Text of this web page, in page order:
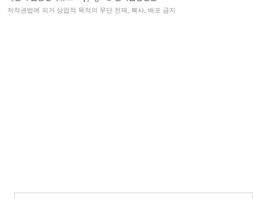
저작권법에 의거 상업적 목적의 무단 전재, 복사, 배포 금지